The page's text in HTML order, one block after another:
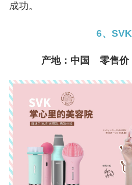
成功。
6、SVK
产地：中国 零售价